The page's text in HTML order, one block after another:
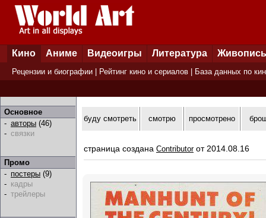
Кино Аниме Видеоигры Литература Живопись
Рецензии и биографии Рейтинг кино и сериалов База данных по
Основное
- авторы (46)
- связки
Промо
- постеры (9)
- кадры
- трейлеры
буду смотреть смотрю просмотрено
страница создана Contributorот 2014.08.16